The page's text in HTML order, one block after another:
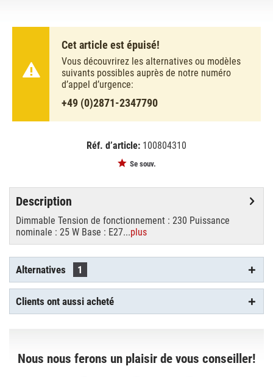
Cet article est épuisé!
Vous découvrirez les alternatives ou modèles
suivants possibles auprès de notre numéro
d’appel d’urgence:
+49 (0)2871-2347790
Réf. d’article: 100804310
Se souv.
Description
Dimmable Tension de fonctionnement : 230 Puissance
nominale : 25 W Base : E27...plus
Alternatives 1
Clients ont aussi acheté
Nous nous ferons un plaisir de vous conseiller!